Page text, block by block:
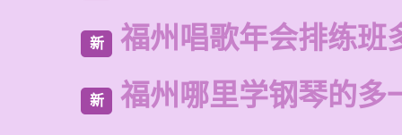
新 福州唱歌年会排练班
新 福州哪里学钢琴的多